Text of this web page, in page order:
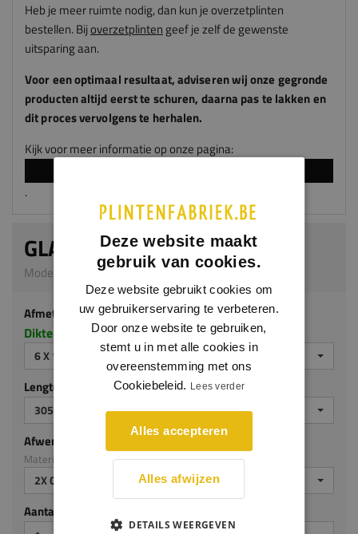
Heb je meer ruimte nodig, dan kun je overzetplinten
bestellen. Bijoverzetplinten geef je zelf de gewenste
uitsparing aan.
Voor een optimaal resultaat, adviserenwijonze gegronde
producten altijd eerst te schuren, daarna pas te lakken en
dit proces vervolgens te herhalen.
Kijk voor meer informatie op onze pagina:
.
GLADDE PLINT
Model 0101 | 6 x 140 mm | MDF v313
Afmeting
Dikte x hoogte in millimeters
6 X 140 MM
Lengte (mm)
3050
Afwerking
Materiaal: MDF v313
2X GEGROND
Aantal stuks
Deze website maakt
gebruik van cookies.
Deze website gebruikt cookies om
uw gebruikerservaring te verbeteren.
Door onze website te gebruiken,
stemt u in met alle cookies in
overeenstemming met ons
Cookiebeleid. Lees verder
Alles accepteren
Alles afwijzen
DETAILS WEERGEVEN